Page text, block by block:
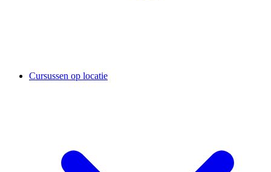
Cursussen op locatie